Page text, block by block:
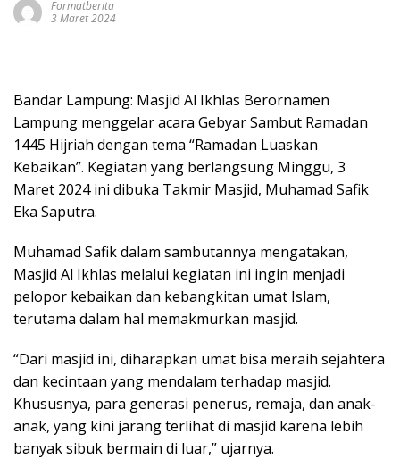
Formatberita
3 Maret 2024
Bandar Lampung: Masjid Al Ikhlas Berornamen
Lampung menggelar acara Gebyar Sambut Ramadan
1445 Hijriah dengan tema “Ramadan Luaskan
Kebaikan”. Kegiatan yang berlangsung Minggu, 3
Maret 2024 ini dibuka Takmir Masjid, Muhamad Safik
Eka Saputra.
Muhamad Safik dalam sambutannya mengatakan,
Masjid Al Ikhlas melalui kegiatan ini ingin menjadi
pelopor kebaikan dan kebangkitan umat Islam,
terutama dalam hal memakmurkan masjid.
“Dari masjid ini, diharapkan umat bisa meraih sejahtera
dan kecintaan yang mendalam terhadap masjid.
Khususnya, para generasi penerus, remaja, dan anak-
anak, yang kini jarang terlihat di masjid karena lebih
banyak sibuk bermain di luar,” ujarnya.